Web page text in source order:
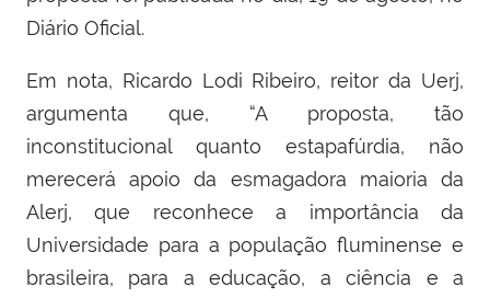
Diário Oficial.
Em nota, Ricardo Lodi Ribeiro, reitor da Uerj,
argumenta que, “A proposta, tão
inconstitucional quanto estapafúrdia, não
merecerá apoio da esmagadora maioria da
Alerj, que reconhece a importância da
Universidade para a população fluminense e
brasileira, para a educação, a ciência e a